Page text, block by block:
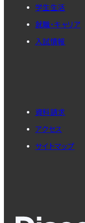
学生生活
就職・キャリア
入試情報
資料請求
アクセス
サイトマップ